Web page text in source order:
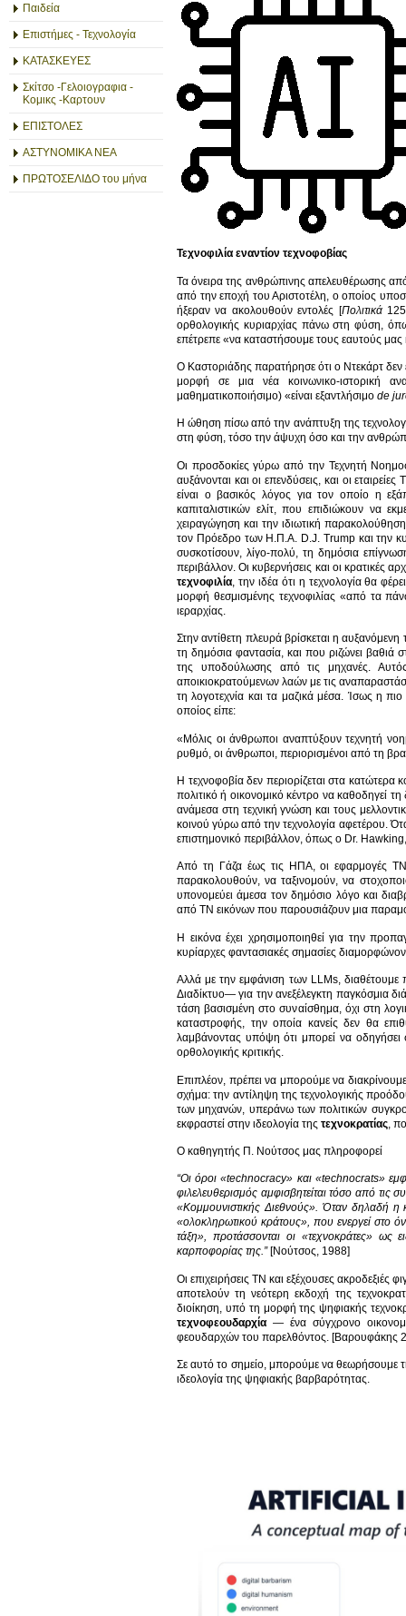
Παιδεία
Επιστήμες - Τεχνολογία
ΚΑΤΑΣΚΕΥΕΣ
Σκίτσο -Γελοιογραφια -
Κομικς -Καρτουν
ΕΠΙΣΤΟΛΕΣ
ΑΣΤΥΝΟΜΙΚΑ ΝΕΑ
ΠΡΩΤΟΣΕΛΙΔΟ του μήνα
Τεχνοφιλία εναντίον τεχνοφοβίας
Τα όνειρα της ανθρώπινης απελευθέρωσης από
από την εποχή του Αριστοτέλη, ο οποίος
ήξεραν να ακολουθούν εντολές [Πολιτικά
ορθολογικής κυριαρχίας πάνω στη φύση,
επέτρεπε «να καταστήσουμε τους εαυτούς
Ο Καστοριάδης παρατήρησε ότι ο Ντεκάρτ
μορφή σε μια νέα κοινωνικο-ιστορική
μαθηματικοποιήσιμο) «είναι εξαντλήσιμο de
Η ώθηση πίσω από την ανάπτυξη της
στη φύση, τόσο την άψυχη όσο και την
Οι προσδοκίες γύρω από την Τεχνητή
αυξάνονται και οι επενδύσεις, και οι
είναι ο βασικός λόγος για τον οποίο η
καπιταλιστικών ελίτ, που επιδιώκουν να
χειραγώγηση και την ιδιωτική
τον Πρόεδρο των Η.Π.Α. D.J. Trump και την
συσκοτίσουν, λίγο-πολύ, τη δημόσια
περιβάλλον. Οι κυβερνήσεις και οι κρατικές
τεχνοφιλία, την ιδέα ότι η τεχνολογία θα
μορφή θεσμισμένης τεχνοφιλίας «από τα
ιεραρχίας.
Στην αντίθετη πλευρά βρίσκεται η
τη δημόσια φαντασία, και που ριζώνει βαθιά
της υποδούλωσης από τις μηχανές.
αποικιοκρατούμενων λαών με τις
τη λογοτεχνία και τα μαζικά μέσα. Ίσως η
οποίος είπε:
«Μόλις οι άνθρωποι αναπτύξουν τεχνητή
ρυθμό, οι άνθρωποι, περιορισμένοι από τη
Η τεχνοφοβία δεν περιορίζεται στα
πολιτικό ή οικονομικό κέντρο να καθοδηγεί
ανάμεσα στη τεχνική γνώση και τους
κοινού γύρω από την τεχνολογία αφετέρου.
επιστημονικό περιβάλλον, όπως ο Dr.
Από τη Γάζα έως τις ΗΠΑ, οι εφαρμογές ΤΝ
παρακολουθούν, να ταξινομούν, να
υπονομεύει άμεσα τον δημόσιο λόγο και
από ΤΝ εικόνων που παρουσιάζουν μια
Η εικόνα έχει χρησιμοποιηθεί για την
κυρίαρχες φαντασιακές σημασίες
Αλλά με την εμφάνιση των LLMs, διαθέτουμε
Διαδίκτυο— για την ανεξέλεγκτη παγκόσμια
τάση βασισμένη στο συναίσθημα, όχι στη
καταστροφής, την οποία κανείς δεν θα
λαμβάνοντας υπόψη ότι μπορεί να
ορθολογικής κριτικής.
Επιπλέον, πρέπει να μπορούμε να
σχήμα: την αντίληψη της τεχνολογικής
των μηχανών, υπεράνω των πολιτικών
εκφραστεί στην ιδεολογία της τεχνοκρατίας ,
Ο καθηγητής Π. Νούτσος μας πληροφορεί
“Οι όροι «technocracy» και «technocrats»
φιλελευθερισμός αμφισβητείται τόσο από τις
«Κομμουνιστικής Διεθνούς». Όταν δηλαδή η
«ολοκληρωτικού κράτους», που ενεργεί στο
τάξη», προτάσσονται οι «τεχνοκράτες» ως
καρποφορίας της.”[Νούτσος, 1988]
Οι επιχειρήσεις ΤΝ και εξέχουσες
αποτελούν τη νεότερη εκδοχή της
διοίκηση, υπό τη μορφή της ψηφιακής
τεχνοφεουδαρχία — ένα σύγχρονο
φεουδαρχών του παρελθόντος. [Βαρουφάκης
Σε αυτό το σημείο, μπορούμε να θεωρήσουμε
ιδεολογία της ψηφιακής βαρβαρότητας.